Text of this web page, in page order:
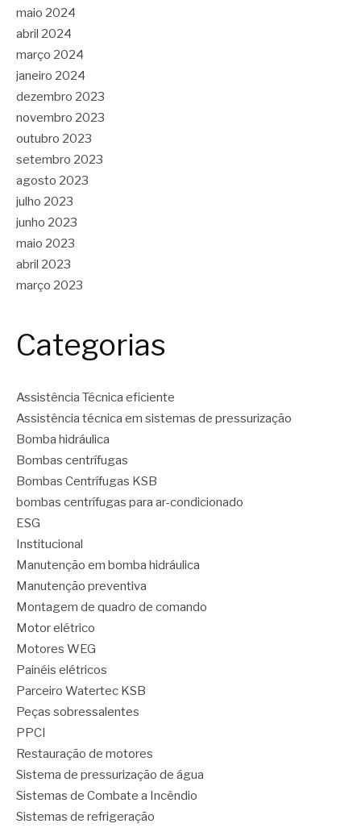
maio 2024
abril 2024
março 2024
janeiro 2024
dezembro 2023
novembro 2023
outubro 2023
setembro 2023
agosto 2023
julho 2023
junho 2023
maio 2023
abril 2023
março 2023
Categorias
Assistência Técnica eficiente
Assistência técnica em sistemas de pressurização
Bomba hidráulica
Bombas centrífugas
Bombas Centrífugas KSB
bombas centrífugas para ar-condicionado
ESG
Institucional
Manutenção em bomba hidráulica
Manutenção preventiva
Montagem de quadro de comando
Motor elétrico
Motores WEG
Painéis elétricos
Parceiro Watertec KSB
Peças sobressalentes
PPCI
Restauração de motores
Sistema de pressurização de água
Sistemas de Combate a Incêndio
Sistemas de refrigeração